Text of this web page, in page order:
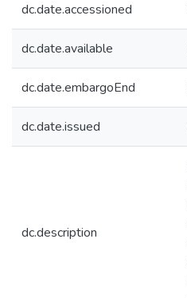
dc.date.accessioned
dc.date.available
dc.date.embargoEnd
dc.date.issued
dc.description